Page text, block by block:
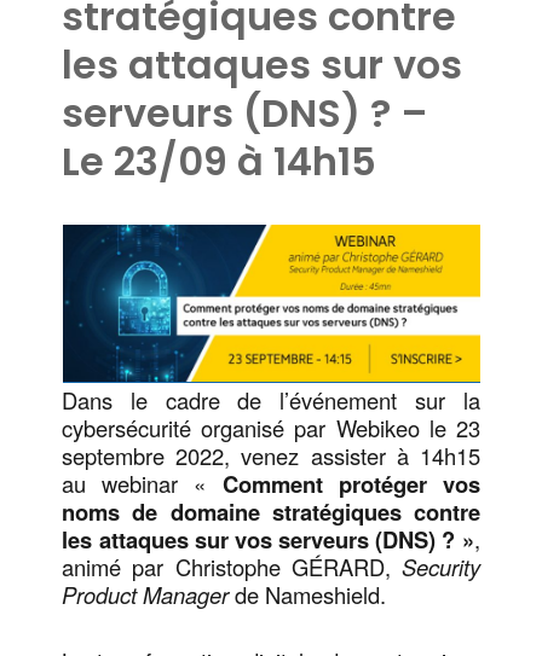
stratégiques contre
les attaques sur vos
serveurs (DNS) ? –
Le 23/09 à 14h15
Dans le cadre de l’événement sur la
cybersécurité organisé par Webikeo le 23
septembre 2022, venez assister à 14h15
au webinar « Comment protéger vos
noms de domaine stratégiques contre
les attaques sur vos serveurs (DNS) ? »,
animé par Christophe GÉRARD, Security
Product Managerde Nameshield.